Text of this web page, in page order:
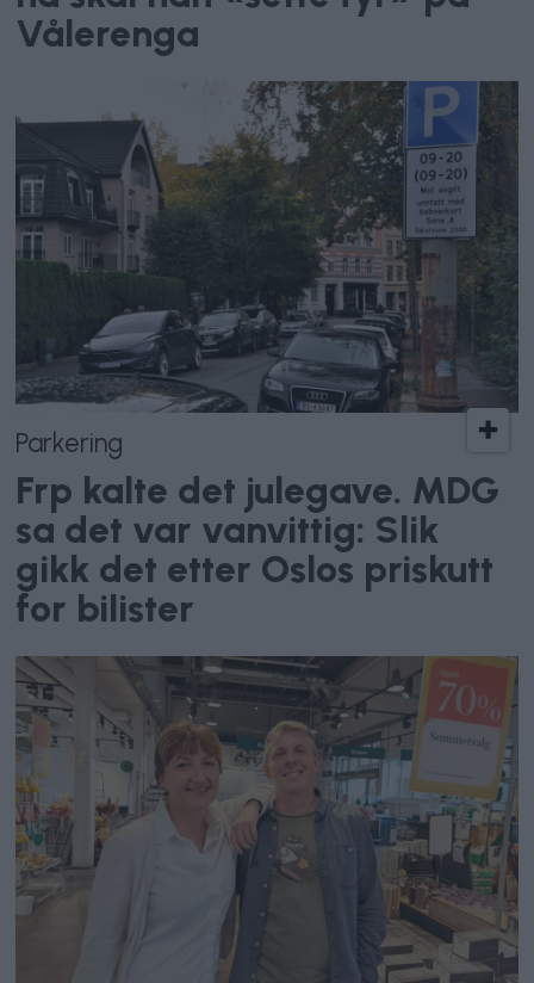
Vålerenga
Parkering
Frp kalte det julegave. MDG
sa det var vanvittig: Slik
gikk det etter Oslos priskutt
for bilister